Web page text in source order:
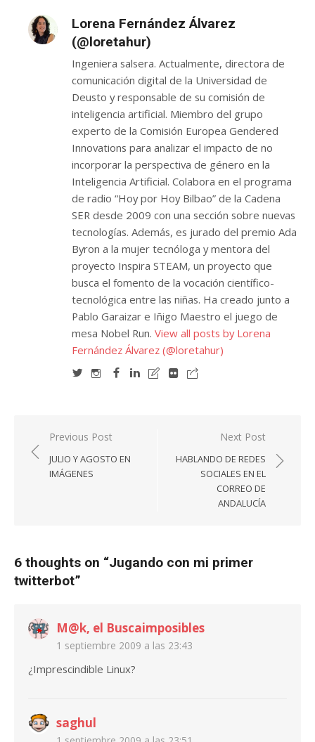
Lorena Fernández Álvarez
(@loretahur)
Ingeniera salsera. Actualmente, directora de
comunicación digital de la Universidad de
Deusto y responsable de su comisión de
inteligencia artificial. Miembro del grupo
experto de la Comisión Europea Gendered
Innovations para analizar el impacto de no
incorporar la perspectiva de género en la
Inteligencia Artificial. Colabora en el programa
de radio “Hoy por Hoy Bilbao” de la Cadena
SER desde 2009 con una sección sobre nuevas
tecnologías. Además, es jurado del premio Ada
Byron a la mujer tecnóloga y mentora del
proyecto Inspira STEAM, un proyecto que
busca el fomento de la vocación científico-
tecnológica entre las niñas. Ha creado junto a
Pablo Garaizar e Iñigo Maestro el juego de
mesa Nobel Run. View all posts by Lorena
Fernández Álvarez (@loretahur)
Navegación
de
entradas
Previous Post
JULIO Y AGOSTO EN
IMÁGENES
Next Post
HABLANDO DE REDES
SOCIALES EN EL
CORREO DE
ANDALUCÍA
6 thoughts on “Jugando con mi primer
twitterbot”
M@k, el Buscaimposibles
1 septiembre 2009 a las 23:43
¿Imprescindible Linux?
saghul